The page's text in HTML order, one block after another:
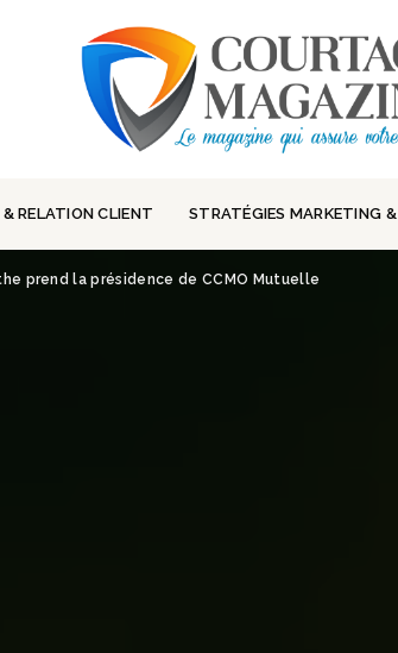
RELATION CLIENT STRATÉGIES MARKETING
prend la présidence de CCMO Mutuelle